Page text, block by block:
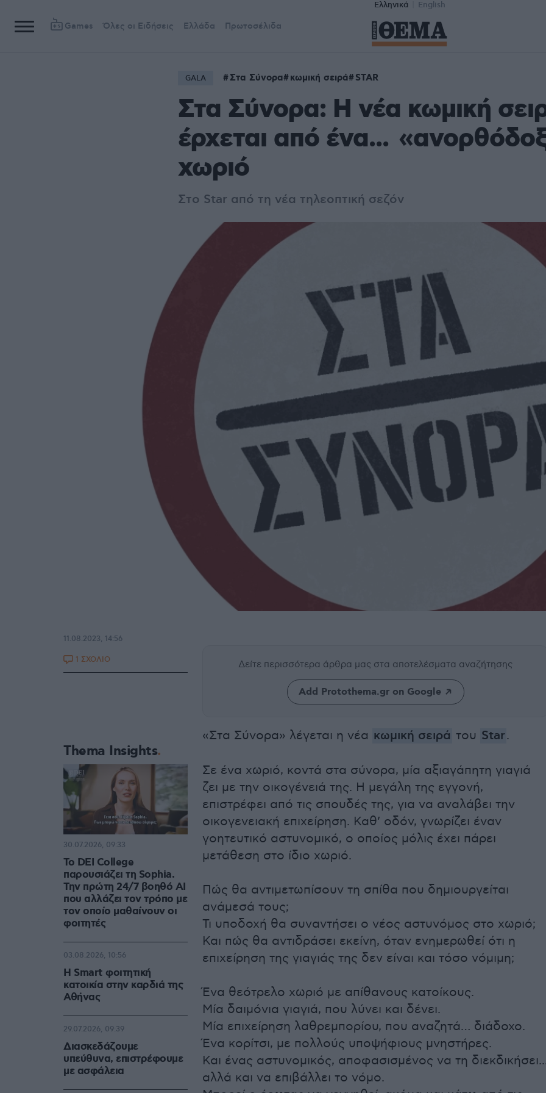
Ελληνικά English
Games Όλες οι Ειδήσεις Ελλάδα Πρωτοσέλιδα
GALA Στα Σύνορα κωμική σειρά STAR
Στα Σύνορα: Η νέα κωμική
έρχεται από ένα...
χωριό
Στο Star από τη νέα τηλεοπτική σεζόν
Δείτε περισσότερα άρθρα μας στα αποτελέσματα αναζήτησης
Add Protothema.gr on Google
«Στα Σύνορα» λέγεται η νέα κωμική σειρά του Star.
Σε ένα χωριό, κοντά στα σύνορα, μία αξιαγάπητη γιαγιά
ζει με την οικογένειά της. Η μεγάλη της εγγονή,
επιστρέφει από τις σπουδές της, για να αναλάβει την
οικογενειακή επιχείρηση. Καθ’ οδόν, γνωρίζει έναν
γοητευτικό αστυνομικό, ο οποίος μόλις έχει πάρει
μετάθεση στο ίδιο χωριό.
Πώς θα αντιμετωπίσουν τη σπίθα που δημιουργείται
ανάμεσά τους;
Τι υποδοχή θα συναντήσει ο νέος αστυνόμος στο χωριό;
Και πώς θα αντιδράσει εκείνη, όταν ενημερωθεί ότι η
επιχείρηση της γιαγιάς της δεν είναι και τόσο νόμιμη;
Ένα θεότρελο χωριό με απίθανους κατοίκους.
Μία δαιμόνια γιαγιά, που λύνει και δένει.
Μία επιχείρηση λαθρεμπορίου, που αναζητά… διάδοχο.
Ένα κορίτσι, με πολλούς υποψήφιους μνηστήρες.
Και ένας αστυνομικός, αποφασισμένος να τη
αλλά και να επιβάλλει το νόμο.
11.08.2023, 14:56
1 ΣΧΟΛΙΟ
Thema Insights
Το DEI College
παρουσιάζει τη Sophia.
Την πρώτη 24/7 βοηθό AI
που αλλάζει τον τρόπο με
τον οποίο μαθαίνουν οι
φοιτητές
30.07.2026, 09:33
Η Smart φοιτητική
κατοικία στην καρδιά της
Αθήνας
03.08.2026, 10:56
Διασκεδάζουμε
υπεύθυνα, επιστρέφουμε
με ασφάλεια
29.07.2026, 09:39